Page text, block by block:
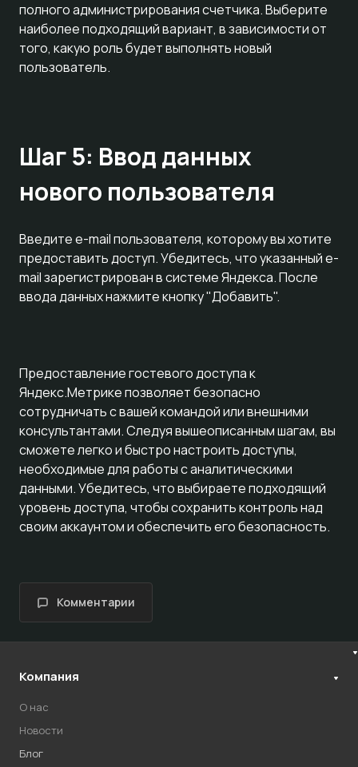
полного администрирования счетчика. Выберите
наиболее подходящий вариант, в зависимости от
того, какую роль будет выполнять новый
пользователь.
Шаг 5: Ввод данных
нового пользователя
Введите e-mail пользователя, которому вы хотите
предоставить доступ. Убедитесь, что указанный e-
mail зарегистрирован в системе Яндекса. После
ввода данных нажмите кнопку "Добавить".
Предоставление гостевого доступа к
Яндекс.Метрике позволяет безопасно
сотрудничать с вашей командой или внешними
консультантами. Следуя вышеописанным шагам, вы
сможете легко и быстро настроить доступы,
необходимые для работы с аналитическими
данными. Убедитесь, что выбираете подходящий
уровень доступа, чтобы сохранить контроль над
своим аккаунтом и обеспечить его безопасность.
Комментарии
Компания
О нас
Новости
Блог